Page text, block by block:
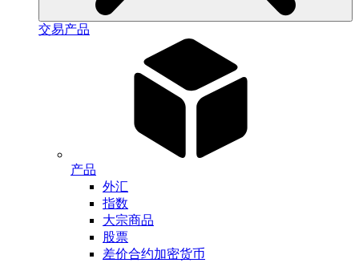
交易产品
产品
外汇
指数
大宗商品
股票
差价合约加密货币